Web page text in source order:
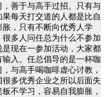
善于与高手过招。只有与
每天打交道的人都是比自
，只有不断向优秀人学
多人问任总为什么不参加
现在一参加活动，大家都
入。任总倡导的是一杯咖
与高手喝咖啡虚心讨教，
多优秀企业之所以后面失
不学习，容易自我膨胀，